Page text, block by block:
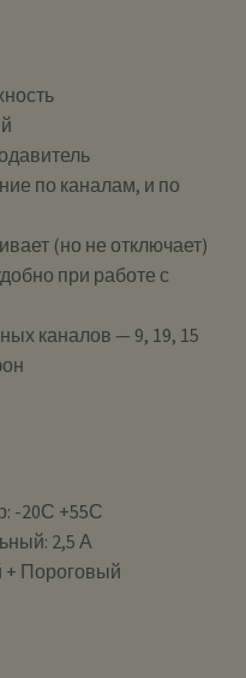
по каналам, и по
(но не отключает)
при работе с
каналов — 9, 19, 15
-20С +55С
2,5 А
Пороговый